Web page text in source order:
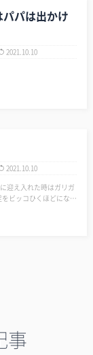
パは出かけ
2021.10.10
2021.10.10
迎え入れた時はガリガ
ビッコひくほどになっ
事